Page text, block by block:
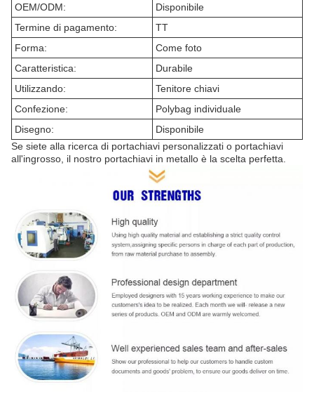
OEM/ODM:
Disponibile
Termine di pagamento:
TT
Forma:
Come foto
Caratteristica:
Durabile
Utilizzando:
Tenitore chiavi
Confezione:
Polybag individuale
Disegno:
Disponibile
Se siete alla ricerca di portachiavi personalizzati o portachiavi
all'ingrosso, il nostro portachiavi in metallo è la scelta perfetta.